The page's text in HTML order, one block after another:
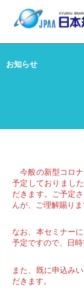
お知らせ
今般の新型コロナ
予定しておりまし
だきます。ご予定
んが、ご理解賜り
なお、本セミナー
予定ですので、日
また、既に申込み
だきます。